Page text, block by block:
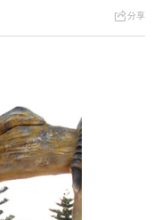
分享